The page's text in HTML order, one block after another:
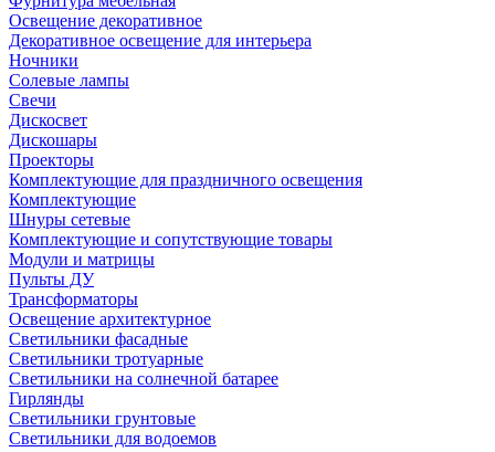
Освещение декоративное
Декоративное освещение для интерьера
Ночники
Солевые лампы
Свечи
Дискосвет
Дискошары
Проекторы
Комплектующие для праздничного освещения
Комплектующие
Шнуры сетевые
Комплектующие и сопутствующие товары
Модули и матрицы
Пульты ДУ
Трансформаторы
Освещение архитектурное
Светильники фасадные
Светильники тротуарные
Светильники на солнечной батарее
Гирлянды
Светильники грунтовые
Светильники для водоемов